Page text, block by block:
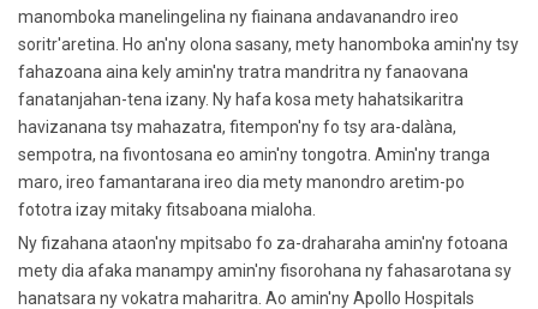
manomboka manelingelina ny fiainana andavanandro ireo
soritr'aretina. Ho an'ny olona sasany, mety hanomboka amin'ny tsy
fahazoana aina kely amin'ny tratra mandritra ny fanaovana
fanatanjahan-tena izany. Ny hafa kosa mety hahatsikaritra
havizanana tsy mahazatra, fitempon'ny fo tsy ara-dalàna,
sempotra, na fivontosana eo amin'ny tongotra. Amin'ny tranga
maro, ireo famantarana ireo dia mety manondro aretim-po
fototra izay mitaky fitsaboana mialoha.
Ny fizahana ataon'ny mpitsabo fo za-draharaha amin'ny fotoana
mety dia afaka manampy amin'ny fisorohana ny fahasarotana sy
hanatsara ny vokatra maharitra. Ao amin'ny Apollo Hospitals